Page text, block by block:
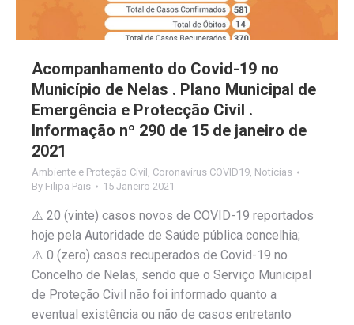
Acompanhamento do Covid-19 no
Município de Nelas . Plano Municipal de
Emergência e Protecção Civil .
Informação nº 290 de 15 de janeiro de
2021
Ambiente e Proteção Civil Coronavirus COVID19 Notícias
By Filipa Pais 15 Janeiro 2021
⚠️ 20 (vinte) casos novos de COVID-19 reportados
hoje pela Autoridade de Saúde pública concelhia;
⚠️ 0 (zero) casos recuperados de Covid-19 no
Concelho de Nelas, sendo que o Serviço Municipal
de Proteção Civil não foi informado quanto a
eventual existência ou não de casos entretanto